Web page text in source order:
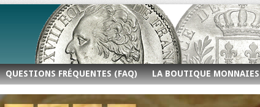
QUESTIONS FRÉQUENTES (FAQ) LA BOUTIQUE MONNAIES